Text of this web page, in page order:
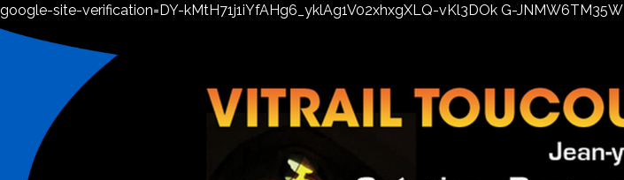
google-site-verification=DY-kMtH71j1iYfAHg6_yklAg1V02xhxgXLQ-vKl3DOk G-JNMW6TM35W